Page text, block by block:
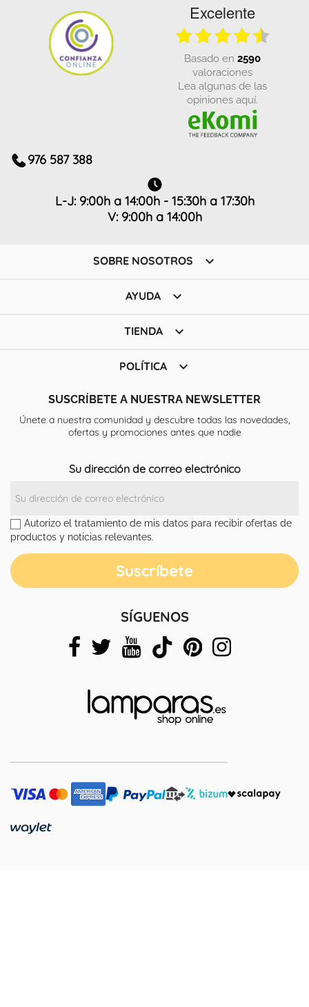
Excelente
basado en 2590
valoraciones
Lea algunas de las
opiniones aquí.
976 587 388
L-J: 9:00h a 14:00h - 15:30h a 17:30h
V: 9:00h a 14:00h
SOBRE NOSOTROS 
AYUDA 
TIENDA 
POLÍTICA 
SUSCRÍBETE A NUESTRA NEWSLETTER
Únete a nuestra comunidad y descubre todas las novedades,
ofertas y promociones antes que nadie
Su dirección de correo electrónico
Autorizo el tratamiento de mis datos para recibir ofertas de
productos y noticias relevantes.
SÍGUENOS